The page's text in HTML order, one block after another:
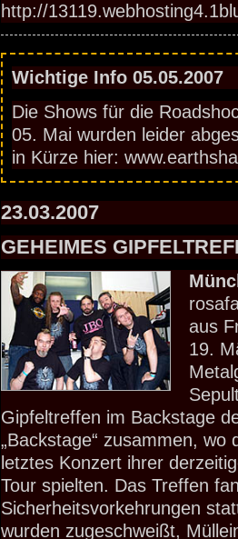
http://
Wichtige Info 05.05.2007
Die Shows für die
05. Mai wurden leider
in Kürze hier:
23.03.2007
GEHEIMES
aus
19.
Gipfeltreffen im Backstage
„Backstage“ zusammen, wo
letztes Konzert ihrer
Tour spielten. Das Treffen
Sicherheitsvorkehrungen
wurden zugeschweißt,